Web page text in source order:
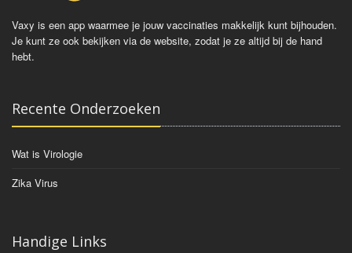
Vaxy is een app waarmee je jouw vaccinaties makkelijk kunt bijhouden.
Je kunt ze ook bekijken via de website, zodat je ze altijd bij de hand
hebt.
Recente Onderzoeken
Wat is Virologie
Zika Virus
Handige Links